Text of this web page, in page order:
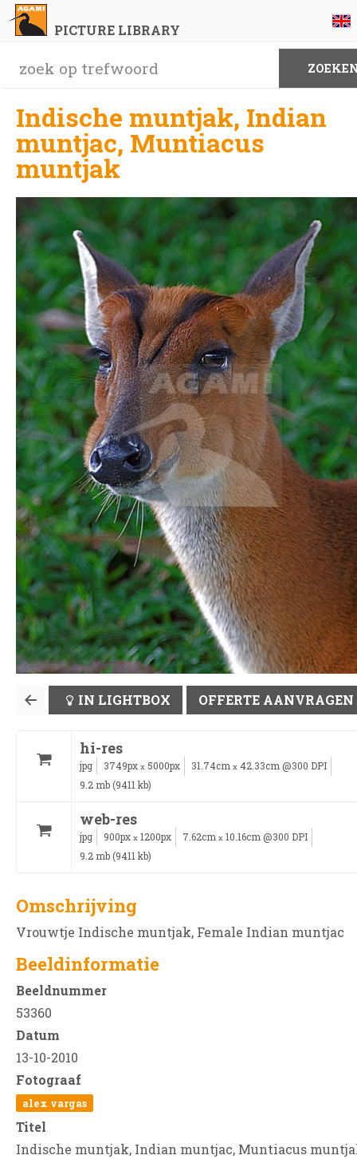
PICTURE LIBRARY
Indische muntjak, Indian
muntjac, Muntiacus
muntjak
IN LIGHTBOX OFFERTE AANVRAGEN
hi-res
jpg 3749px x 5000px 31.74cm x 42.33cm @300 DPI
9.2 mb (9411 kb)
web-res
jpg 900px x 1200px 7.62cm x 10.16cm @300 DPI
9.2 mb (9411 kb)
Omschrijving
Vrouwtje Indische muntjak, Female Indian muntjac
Beeldinformatie
Beeldnummer
53360
Datum
13-10-2010
Fotograaf
alex vargas
Titel
Indische muntjak, Indian muntjac, Muntiacus